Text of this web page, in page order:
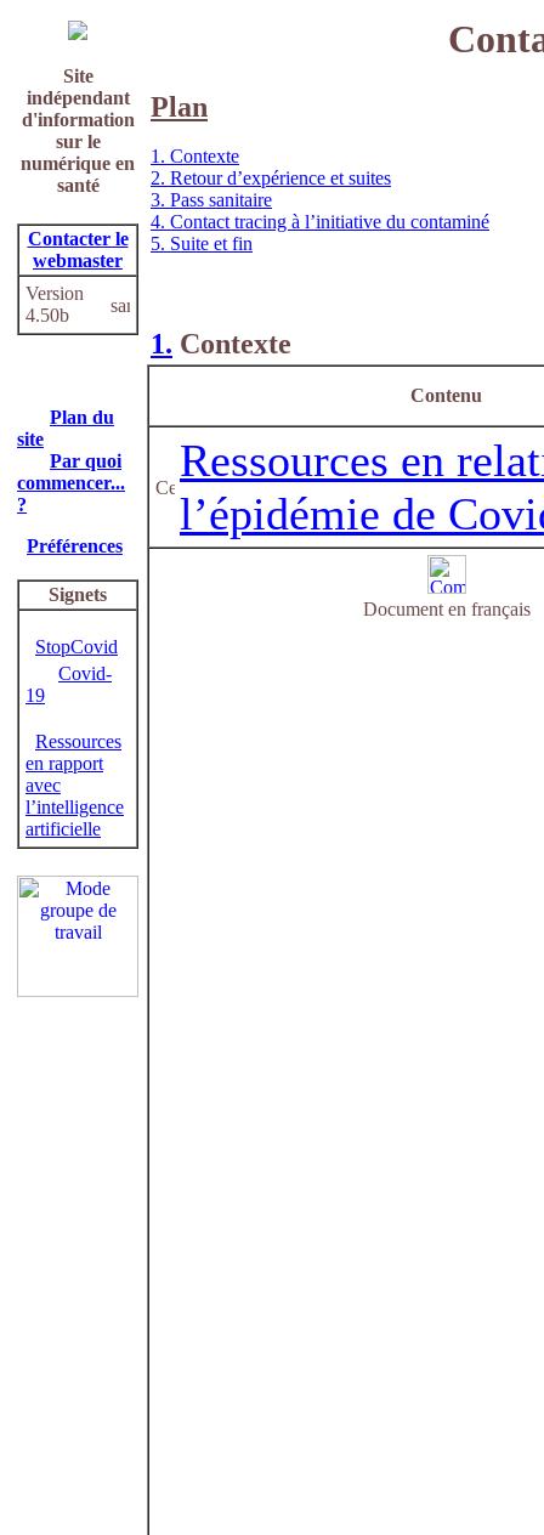
Site
indépendant
d'information
sur le
numérique en
santé
Contacter le
webmaster
Version
4.50b
Plan du
site
Par quoi
commencer...
?
Préférences
Signets
StopCovid
Covid-
19
Ressources
en rapport
avec
l’intelligence
artificielle
Plan
1. Contexte
2. Retour d’expérience et suites
3. Pass sanitaire
4. Contact tracing à l’initiative du contaminé
5. Suite et fin
1. Contexte
Contenu
Ressources en
l’épidémie de
Document en français